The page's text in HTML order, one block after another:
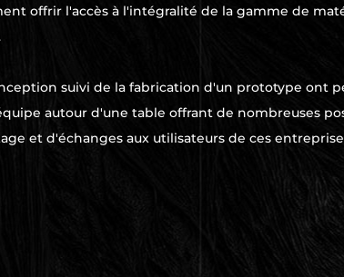
offrir l'accès à l'intégralité de la gamme de
suivi de la fabrication d'un prototype ont
autour d'une table offrant de nombreuses
et d'échanges aux utilisateurs de ces